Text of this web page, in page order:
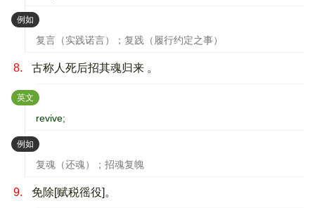
例如 ：
复言（实践诺言）；复践（履行约定之事）
8. 古称人死后招其魂归来 。
英文 ：
revive;
例如 ：
复魂（还魂）；招魂复魄
9. 免除[赋税徭役]。